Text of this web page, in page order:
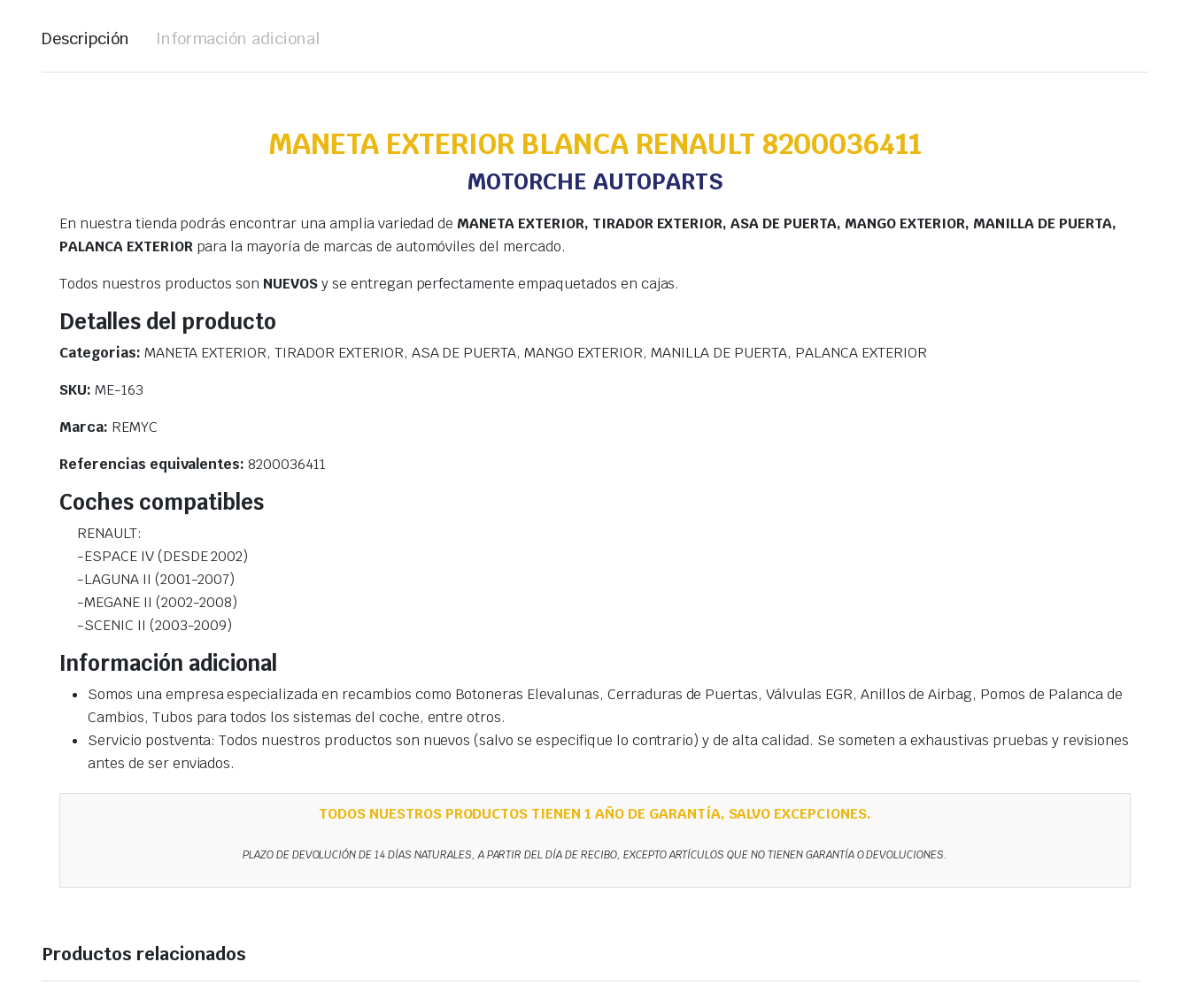
Descripción Información adicional
MANETA EXTERIOR BLANCA RENAULT 8200036411
MOTORCHE AUTOPARTS
En nuestra tienda podrás encontrar una amplia variedad de MANETA EXTERIOR, TIRADOR EXTERIOR, ASA DE PUERTA, MANGO EXTERIOR, MANILLA DE PUERTA,
PALANCA EXTERIORpara la mayoría de marcas de automóviles del mercado.
Todos nuestros productos son NUEVOSy se entregan perfectamente empaquetados en cajas.
Detalles del producto
Categorias: MANETA EXTERIOR, TIRADOR EXTERIOR, ASA DE PUERTA, MANGO EXTERIOR, MANILLA DE PUERTA, PALANCA EXTERIOR
SKU: ME-163
Marca: REMYC
Referencias equivalentes: 8200036411
Coches compatibles
RENAULT:
-ESPACE IV (DESDE 2002)
-LAGUNA II (2001-2007)
-MEGANE II (2002-2008)
-SCENIC II (2003-2009)
Información adicional
Somos una empresa especializada en recambios como Botoneras Elevalunas, Cerraduras de Puertas, Válvulas EGR, Anillos de Airbag, Pomos de Palanca de
Cambios, Tubos para todos los sistemas del coche, entre otros.
Servicio postventa: Todos nuestros productos son nuevos (salvo se especifique lo contrario) y de alta calidad. Se someten a exhaustivas pruebas y revisiones
antes de ser enviados.
TODOS NUESTROS PRODUCTOS TIENEN 1 AÑO DE GARANTÍA, SALVO EXCEPCIONES.
PLAZO DE DEVOLUCIÓN DE 14 DÍAS NATURALES, A PARTIR DEL DÍA DE RECIBO, EXCEPTO ARTÍCULOS QUE NO TIENEN GARANTÍA O DEVOLUCIONES.
Productos relacionados